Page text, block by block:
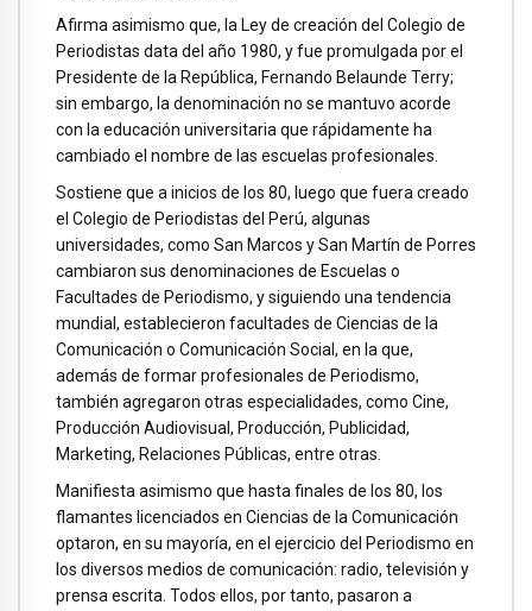
Afirma asimismo que, la Ley de creación del Colegio de
Periodistas data del año 1980, y fue promulgada por el
Presidente de la República, Fernando Belaunde Terry;
sin embargo, la denominación no se mantuvo acorde
con la educación universitaria que rápidamente ha
cambiado el nombre de las escuelas profesionales.
Sostiene que a inicios de los 80, luego que fuera creado
el Colegio de Periodistas del Perú, algunas
universidades, como San Marcos y San Martín de Porres
cambiaron sus denominaciones de Escuelas o
Facultades de Periodismo, y siguiendo una tendencia
mundial, establecieron facultades de Ciencias de la
Comunicación o Comunicación Social, en la que,
además de formar profesionales de Periodismo,
también agregaron otras especialidades, como Cine,
Producción Audiovisual, Producción, Publicidad,
Marketing, Relaciones Públicas, entre otras.
Manifiesta asimismo que hasta finales de los 80, los
flamantes licenciados en Ciencias de la Comunicación
optaron, en su mayoría, en el ejercicio del Periodismo en
los diversos medios de comunicación: radio, televisión y
prensa escrita. Todos ellos, por tanto, pasaron a